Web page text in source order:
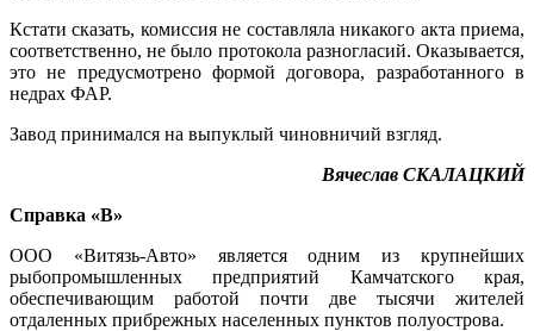
Кстати сказать, комиссия не составляла никакого акта приема,
соответственно, не было протокола разногласий. Оказывается,
это не предусмотрено формой договора, разработанного в
недрах ФАР.
Завод принимался на выпуклый чиновничий взгляд.
Вячеслав СКАЛАЦКИЙ
Справка «В»
ООО «Витязь-Авто» является одним из крупнейших
рыбопромышленных предприятий Камчатского края,
обеспечивающим работой почти две тысячи жителей
отдаленных прибрежных населенных пунктов полуострова.